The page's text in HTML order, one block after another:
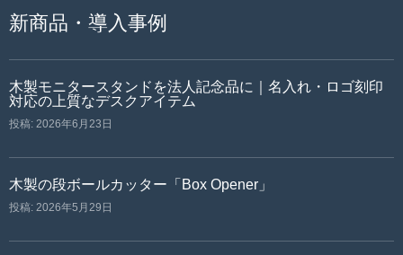
新商品・導入事例
木製モニタースタンドを法人記念品に｜名入れ・ロゴ刻印
対応の上質なデスクアイテム
投稿: 2026年6月23日
木製の段ボールカッター「Box Opener」
投稿: 2026年5月29日